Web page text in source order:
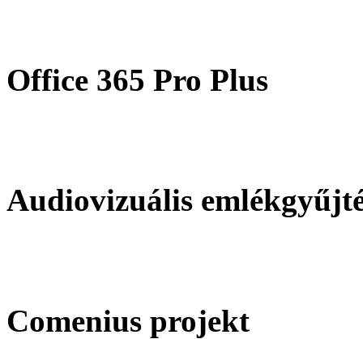
Office 365 Pro Plus
Audiovizuális
Comenius projekt